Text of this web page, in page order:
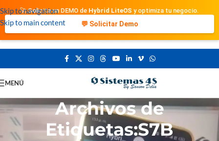
Skip to navigation
Skip to main content
🚀 Solicita un DEMO de Hybrid LiteOS y optimiza tu negocio.
💬 Solicitar Demo
MENÚ
Archivos de
Etiquetas:S7B